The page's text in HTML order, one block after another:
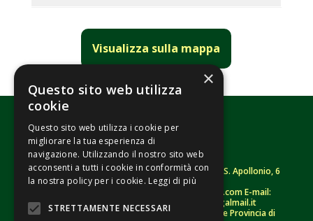
Visualizza sulla mappa
Fondazione Senza Frontiere – ETS |Strada S. Apollonio, 6
– 46042 Castel Goffredo (MN)
– Sito: www.senzafrontiere.com E-mail:
tenuapol@gmail.com– Pec:tenuapol@legalmail.it
C. F. 90008460207 – Registro persone giuridiche Provincia di
×
Questo sito web utilizza
cookie
Questo sito web utilizza i cookie per
migliorare la tua esperienza di
navigazione. Utilizzando il nostro sito web
acconsenti a tutti i cookie in conformità con
la nostra policy per i cookie. Leggi di più
STRETTAMENTE NECESSARI